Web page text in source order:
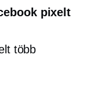
pixelt
több